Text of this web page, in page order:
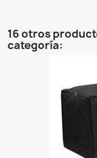
16 otros
categoría: